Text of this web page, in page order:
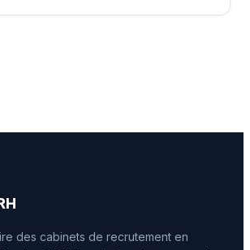
des cabinets de recrutement en